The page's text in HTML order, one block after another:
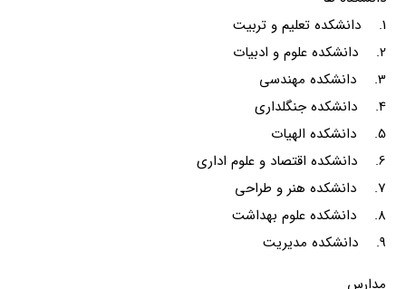
1. دانشکده تعلیم و تربیت
2. دانشکده علوم و ادبیات
3. دانشکده مهندسی
4. دانشکده جنگلداری
5. دانشکده الهیات
6. دانشکده اقتصاد و علوم اداری
7. دانشکده هنر و طراحی
8. دانشکده علوم بهداشت
9. دانشکده مدیریت
مدارس